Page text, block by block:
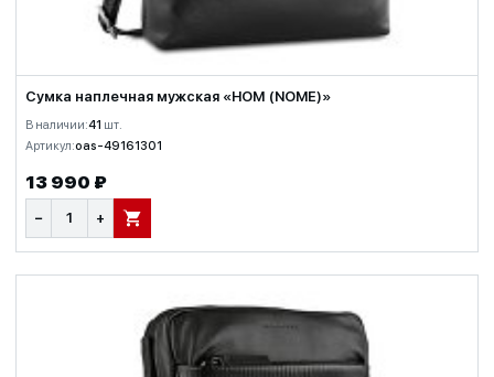
Сумка наплечная мужская «НОМ (NOME)»
В наличии:41 шт.
Артикул:oas-49161301
13 990 ₽
− + В КОРЗИНУ